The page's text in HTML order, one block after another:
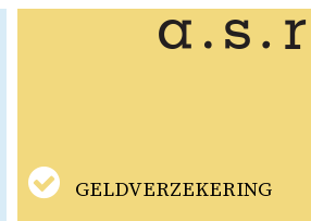
GELDVERZEKERING